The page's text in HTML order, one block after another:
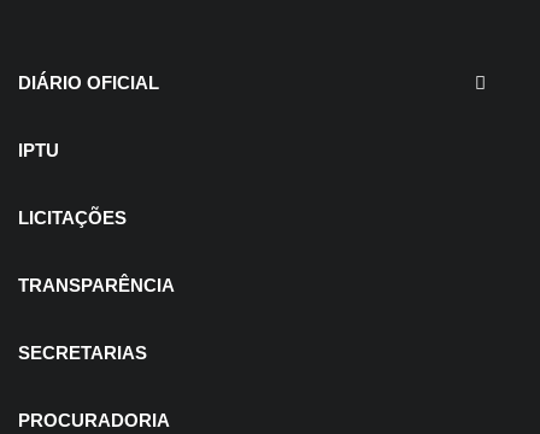
Processo Seletivo
DIÁRIO OFICIAL
IPTU
LICITAÇÕES
TRANSPARÊNCIA
SECRETARIAS
PROCURADORIA